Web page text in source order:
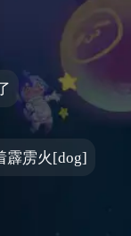
霹雳火[dog]